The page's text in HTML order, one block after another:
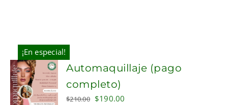
¡En especial!
CART
Automaquillaje (pago
completo)
$210.00 Original
$190.00